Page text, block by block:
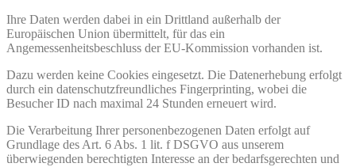
Ihre Daten werden dabei in ein Drittland außerhalb der
Europäischen Union übermittelt, für das ein
Angemessenheitsbeschluss der EU-Kommission vorhanden ist.
Dazu werden keine Cookies eingesetzt. Die Datenerhebung erfolgt
durch ein datenschutzfreundliches Fingerprinting, wobei die
Besucher ID nach maximal 24 Stunden erneuert wird.
Die Verarbeitung Ihrer personenbezogenen Daten erfolgt auf
Grundlage des Art. 6 Abs. 1 lit. f DSGVO aus unserem
überwiegenden berechtigten Interesse an der bedarfsgerechten und